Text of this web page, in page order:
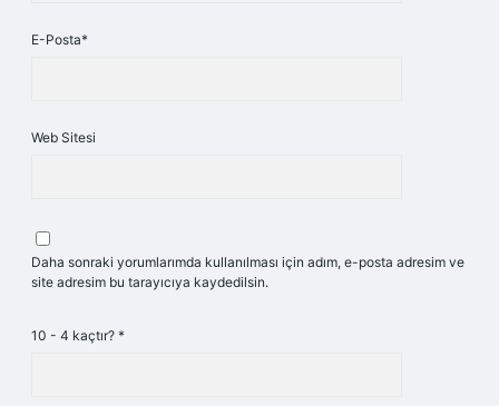
E-Posta*
Web Sitesi
Daha sonraki yorumlarımda kullanılması için adım, e-posta adresim ve
site adresim bu tarayıcıya kaydedilsin.
10 - 4 kaçtır? *